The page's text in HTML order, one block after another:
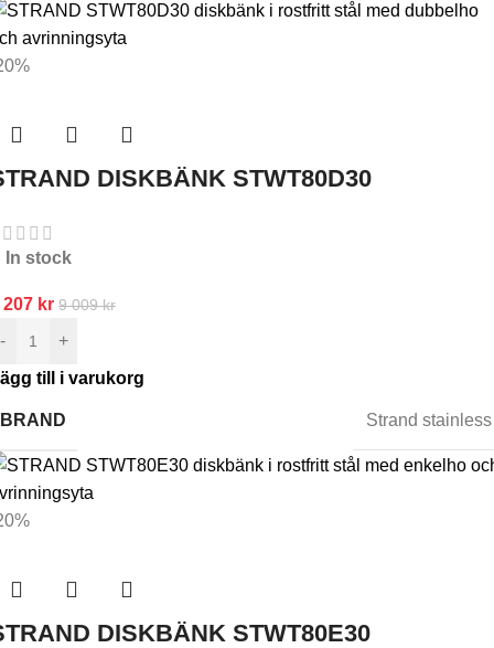
DISKBÄNK STWT80D30
In stock
207 kr 9 009kr
-
+
till i varukorg
BRAND Strand stainless
DISKBÄNK STWT80E30